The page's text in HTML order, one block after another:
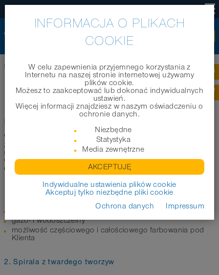
Home Technika |Konstrukcje|NORPLAST
NORPLAST®
NORPLAST
Węże z tworzywa NORPLAST
firmy NORRES mają
zatopioną na stałe w ściance spiralę z twardego tworzywa i
są zespawane w formie spirali. Wewnątrz są bardzo gładkie i
w porównaniu do węży ze spiralą z drutu lżejsze ale mniej
elastyczne.
1. Zgrzewanie
gazo- i wodoszczelny
możliwość częściowego i całościowego farbowania pod
Klienta
2. Spirala z twardego tworzyw
INFORMACJA O PLIKACH
COOKIE
W celu zapewnienia przyjemnego korzystania z
Internetu na naszej stronie internetowej używamy
plików cookie.
Możesz to zaakceptować lub dokonać indywidualnych
ustawień.
Więcej informacji znajdziesz w naszym oświadczeniu o
ochronie danych.
Niezbędne
Statystyka
Media zewnętrzne
AKCEPTUJĘ
Indywidualne ustawienia plików cookie
Akceptuj tylko niezbędne pliki cookie
Ochrona danych
Impressum